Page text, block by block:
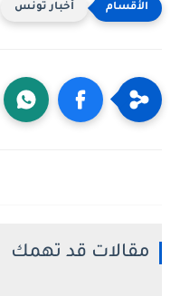
أخبار تونس
مقالات قد تهمك